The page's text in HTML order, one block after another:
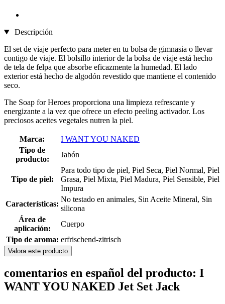
Descripción
El set de viaje perfecto para meter en tu bolsa de gimnasia o llevar
contigo de viaje. El bolsillo interior de la bolsa de viaje está hecho
de tela de felpa que absorbe eficazmente la humedad. El lado
exterior está hecho de algodón revestido que mantiene el contenido
seco.
The Soap for Heroes proporciona una limpieza refrescante y
energizante a la vez que ofrece un efecto peeling activador. Los
preciosos aceites vegetales nutren la piel.
Marca:
I WANT YOU NAKED
Tipo de
producto:
Jabón
Tipo de piel:
Para todo tipo de piel, Piel Seca, Piel Normal, Piel
Grasa, Piel Mixta, Piel Madura, Piel Sensible, Piel
Impura
Características:
No testado en animales, Sin Aceite Mineral, Sin
silicona
Área de
aplicación:
Cuerpo
Tipo de aroma: erfrischend-zitrisch
Valora este producto
comentarios en español del producto: I
WANT YOU NAKED Jet Set Jack